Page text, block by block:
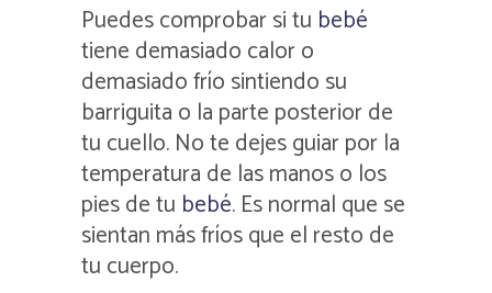
Puedes comprobar si tu bebé
tiene demasiado calor o
demasiado frío sintiendo su
barriguita o la parte posterior de
tu cuello. No te dejes guiar por la
temperatura de las manos o los
pies de tu bebé. Es normal que se
sientan más fríos que el resto de
tu cuerpo.